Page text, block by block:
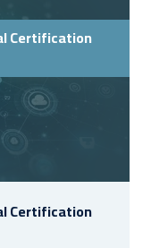
Certification
Certification